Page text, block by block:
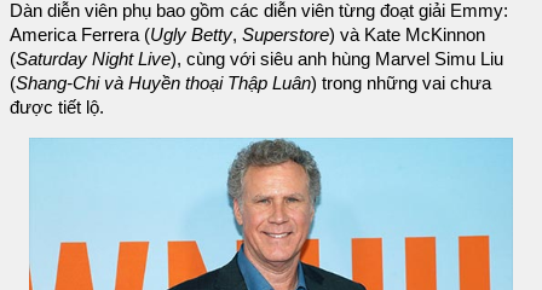
Dàn diễn viên phụ bao gồm các diễn viên từng đoạt giải Emmy:
America Ferrera (Ugly Betty, Superstore) và Kate McKinnon
(Saturday Night Live), cùng với siêu anh hùng Marvel Simu Liu
(Shang-Chi và Huyền thoại Thập Luân) trong những vai chưa
được tiết lộ.